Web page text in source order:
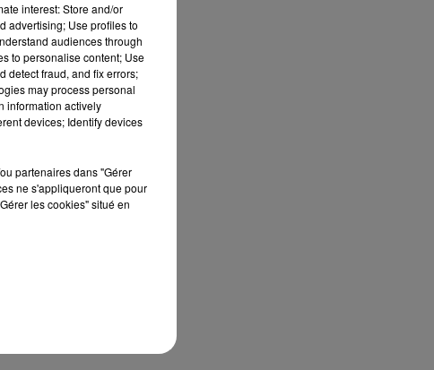
interest: Store and/or
advertising; Use profiles to
audiences through
to personalise content; Use
detect fraud, and fix errors;
may process personal
information actively
devices; Identify devices
partenaires dans "Gérer
ne s'appliqueront que pour
les cookies" situé en